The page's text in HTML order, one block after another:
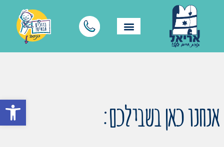
פתח אנחנו כאן בשבילכם: